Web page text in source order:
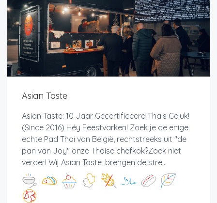
Asian Taste
Asian Taste: 10 Jaar Gecertificeerd Thais Geluk!
(Since 2016) Héy Feestvarken! Zoek je de enige
echte Pad Thai van België, rechtstreeks uit "de
pan van Joy" onze Thaise chefkok?Zoek niet
verder! Wij Asian Taste, brengen de stre...